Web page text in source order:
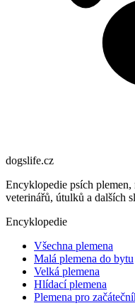
dogslife.cz
Encyklopedie psích
veterinářů, útulků a dalších
Encyklopedie
Všechna plemena
Malá plemena do bytu
Velká plemena
Hlídací plemena
Plemena pro